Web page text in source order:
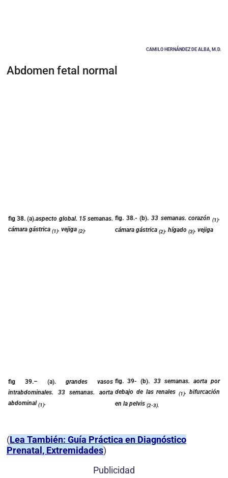
CAMILO HERNÁNDEZ DE ALBA, M.D.
Abdomen fetal normal
fig 38. (a).aspecto global. 15 semanas.
cámara gástrica (1). vejiga (2).
fig. 38.- (b).33 semanas. corazón (1).
cámara gástrica (2). hígado (3). vejiga
fig 39.– (a). grandes vasos
intrabdominales. 33 semanas. aorta
abdominal(1).
fig. 39- (b). 33 semanas. aorta por
debajo de las renales(1). bifurcación
en la pelvis (2-3).
(Lea También: Guía Práctica en Diagnóstico
Prenatal, Extremidades)
Publicidad